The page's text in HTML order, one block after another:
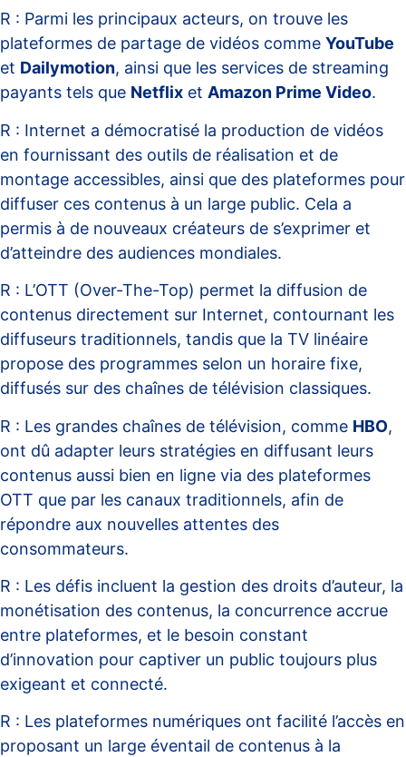
R : Parmi les principaux acteurs, on trouve les
plateformes de partage de vidéos comme YouTube
et Dailymotion, ainsi que les services de streaming
payants tels que Netflix et Amazon Prime Video.
R : Internet a démocratisé la production de vidéos
en fournissant des outils de réalisation et de
montage accessibles, ainsi que des plateformes pour
diffuser ces contenus à un large public. Cela a
permis à de nouveaux créateurs de s’exprimer et
d’atteindre des audiences mondiales.
R : L’OTT (Over-The-Top) permet la diffusion de
contenus directement sur Internet, contournant les
diffuseurs traditionnels, tandis que la TV linéaire
propose des programmes selon un horaire fixe,
diffusés sur des chaînes de télévision classiques.
R : Les grandes chaînes de télévision, comme HBO,
ont dû adapter leurs stratégies en diffusant leurs
contenus aussi bien en ligne via des plateformes
OTT que par les canaux traditionnels, afin de
répondre aux nouvelles attentes des
consommateurs.
R : Les défis incluent la gestion des droits d’auteur, la
monétisation des contenus, la concurrence accrue
entre plateformes, et le besoin constant
d’innovation pour captiver un public toujours plus
exigeant et connecté.
R : Les plateformes numériques ont facilité l’accès en
proposant un large éventail de contenus à la